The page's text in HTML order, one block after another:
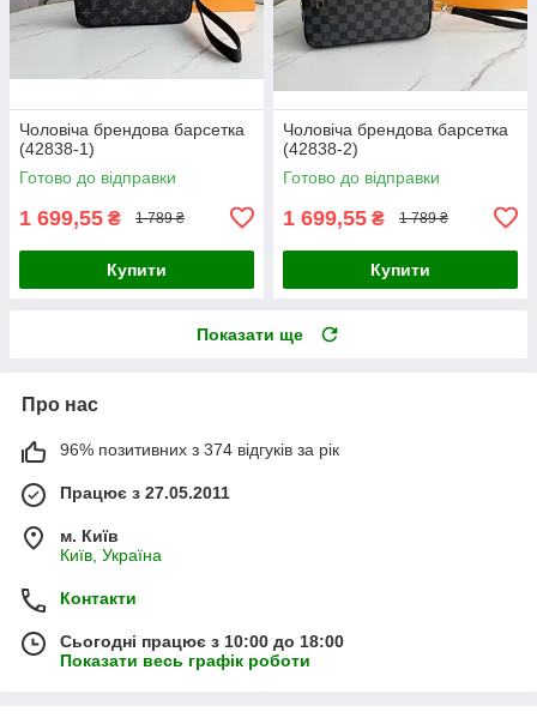
Чоловіча брендова барсетка
(42838-1)
Готово до відправки
1 699,55 ₴ 1 789 ₴
Купити
Чоловіча брендова барсетка
(42838-2)
Готово до відправки
1 699,55 ₴ 1 789 ₴
Купити
Показати ще
Про нас
96% позитивних з 374 відгуків за рік
Працює з 27.05.2011
м. Київ
Київ, Україна
Контакти
Сьогодні працює з 10:00 до 18:00
Показати весь графік роботи